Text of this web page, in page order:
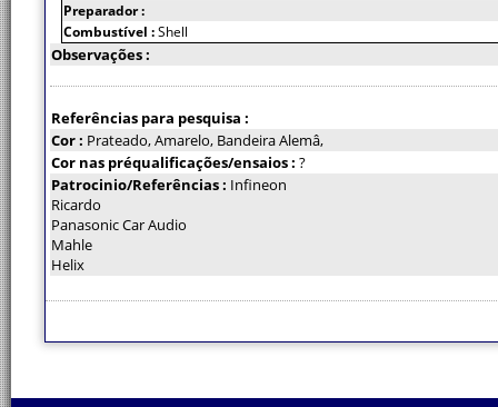
Preparador :
Combustível :Shell
Observações :
Referências para pesquisa :
Cor : Prateado, Amarelo, Bandeira Alemâ,
Cor nas préqualificações/ensaios : ?
Patrocinio/Referências : Infineon
Ricardo
Panasonic Car Audio
Mahle
Helix